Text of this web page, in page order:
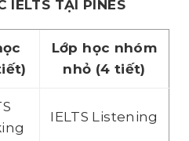
IELTS TẠI PINES
ọc
Lớp học nhóm
nhỏ (4 tiết)
IELTS Listening